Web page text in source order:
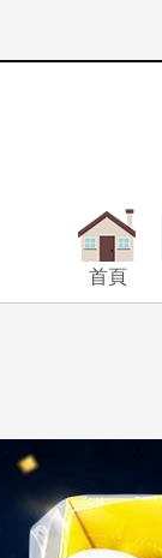
首頁